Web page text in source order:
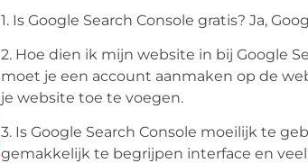
1. Is Google Search Console gratis? Ja,
2. Hoe dien ik mijn website in bij Google
moet je een account aanmaken op de
je website toe te voegen.
3. Is Google Search Console moeilijk te
gemakkelijk te begrijpen interface en